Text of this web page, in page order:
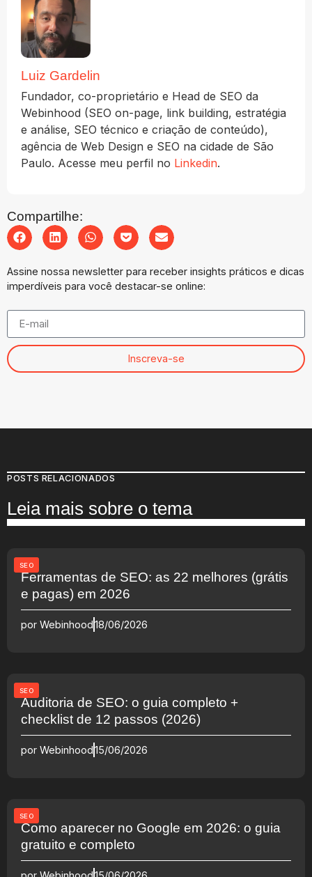
Luiz Gardelin
Fundador, co-proprietário e Head de SEO da
Webinhood (SEO on-page, link building, estratégia
e análise, SEO técnico e criação de conteúdo),
agência de Web Design e SEO na cidade de São
Paulo. Acesse meu perfil no Linkedin.
Compartilhe:
Assine nossa newsletter para receber insights práticos e dicas
imperdíveis para você destacar-se online:
Inscreva-se
POSTS RELACIONADOS
Leia mais sobre o tema
SEO
Ferramentas de SEO: as 22 melhores (grátis
e pagas) em 2026
por Webinhood18/06/2026
SEO
Auditoria de SEO: o guia completo +
checklist de 12 passos (2026)
por Webinhood15/06/2026
SEO
Como aparecer no Google em 2026: o guia
gratuito e completo